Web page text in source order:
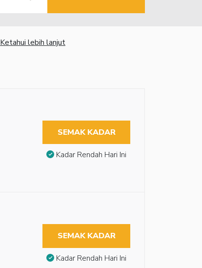
Ketahui lebih lanjut
SEMAK KADAR
Kadar Rendah Hari Ini
SEMAK KADAR
Kadar Rendah Hari Ini